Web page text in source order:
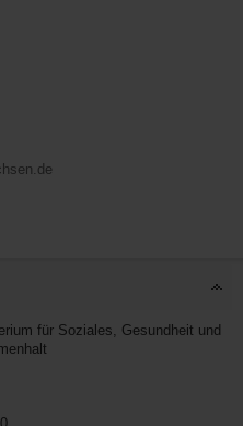
für Soziales, Gesundheit und